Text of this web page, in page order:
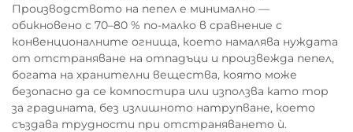
Производството на пепел е минимално —
обикновено с 70–80 % по-малко в сравнение с
конвенционалните огнища, което намалява нуждата
от отстраняване на отпадъци и произвежда пепел,
богата на хранителни вещества, която може
безопасно да се компостира или използва като тор
за градината, без излишното натрупване, което
създава трудности при отстраняването ѝ.